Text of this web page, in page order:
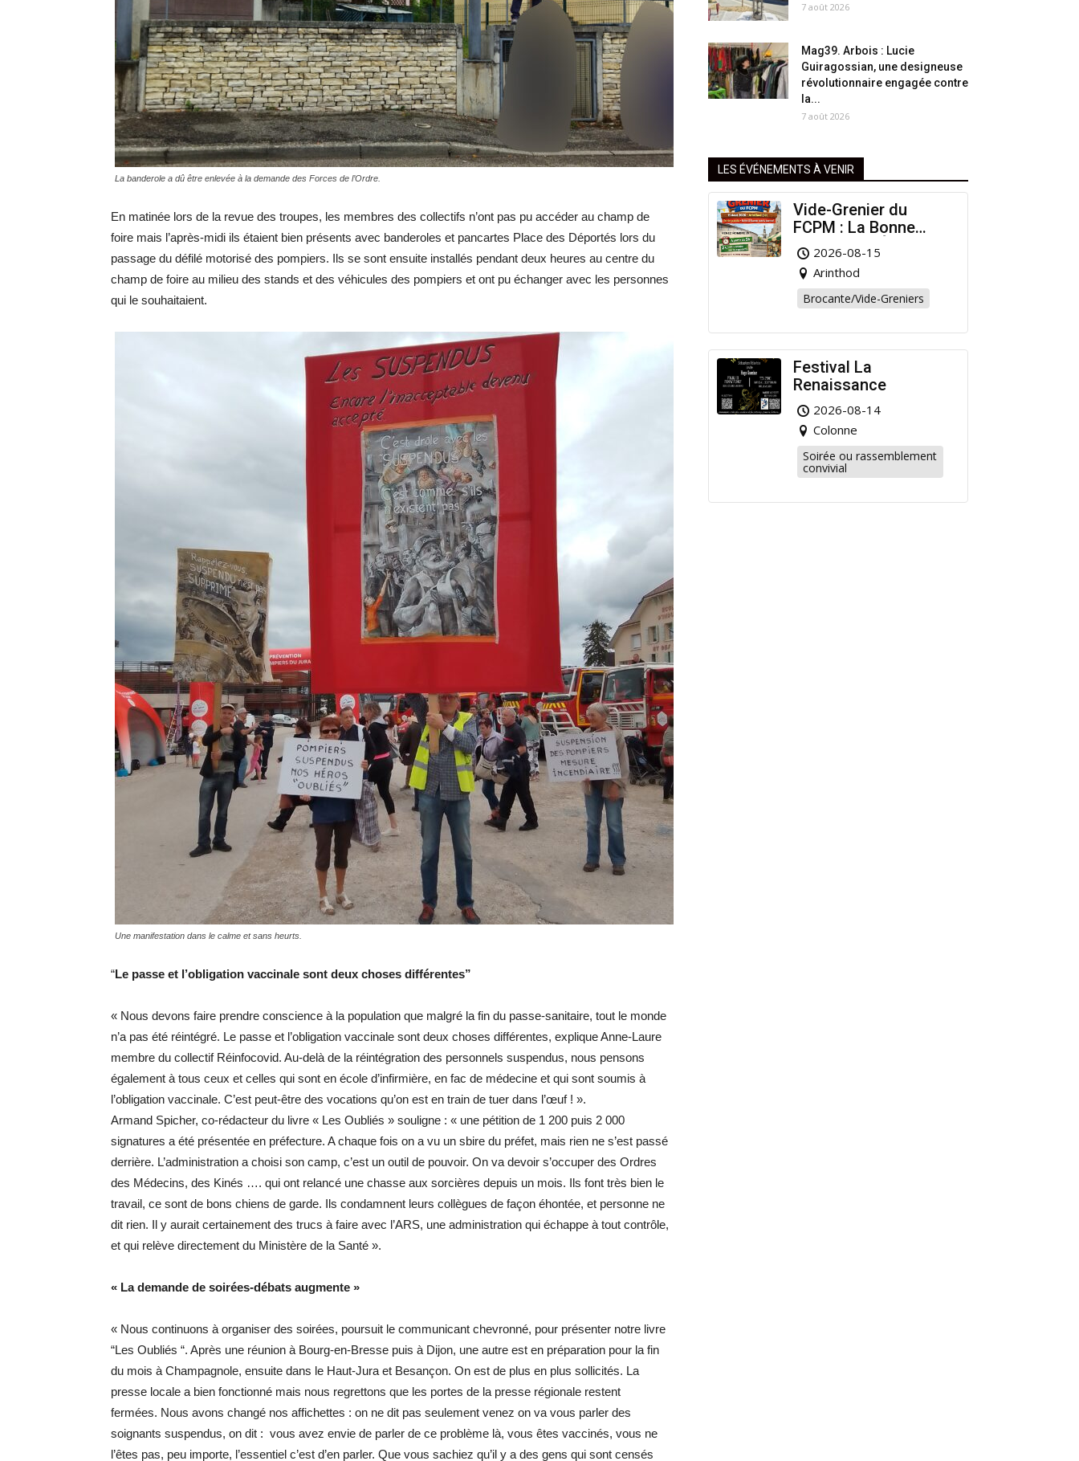
La banderole a dû être enlevée à la demande des Forces de l’Ordre.
En matinée lors de la revue des troupes, les membres des collectifs n’ont pas pu accéder au champ de
foire mais l’après-midi ils étaient bien présents avec banderoles et pancartes Place des Déportés lors du
passage du défilé motorisé des pompiers. Ils se sont ensuite installés pendant deux heures au centre du
champ de foire au milieu des stands et des véhicules des pompiers et ont pu échanger avec les personnes
qui le souhaitaient.
Une manifestation dans le calme et sans heurts.
“Le passe et l’obligation vaccinale sont deux choses différentes”
« Nous devons faire prendre conscience à la population que malgré la fin du passe-sanitaire, tout le monde
n’a pas été réintégré. Le passe et l’obligation vaccinale sont deux choses différentes, explique Anne-Laure
membre du collectif Réinfocovid. Au-delà de la réintégration des personnels suspendus, nous pensons
également à tous ceux et celles qui sont en école d’infirmière, en fac de médecine et qui sont soumis à
l’obligation vaccinale. C’est peut-être des vocations qu’on est en train de tuer dans l’œuf ! ».
Armand Spicher, co-rédacteur du livre « Les Oubliés » souligne : « une pétition de 1 200 puis 2 000
signatures a été présentée en préfecture. A chaque fois on a vu un sbire du préfet, mais rien ne s’est passé
derrière. L’administration a choisi son camp, c’est un outil de pouvoir. On va devoir s’occuper des Ordres
des Médecins, des Kinés …. qui ont relancé une chasse aux sorcières depuis un mois. Ils font très bien le
travail, ce sont de bons chiens de garde. Ils condamnent leurs collègues de façon éhontée, et personne ne
dit rien. Il y aurait certainement des trucs à faire avec l’ARS, une administration qui échappe à tout contrôle,
et qui relève directement du Ministère de la Santé ».
« La demande de soirées-débats augmente »
« Nous continuons à organiser des soirées, poursuit le communicant chevronné, pour présenter notre livre
“Les Oubliés “. Après une réunion à Bourg-en-Bresse puis à Dijon, une autre est en préparation pour la fin
du mois à Champagnole, ensuite dans le Haut-Jura et Besançon. On est de plus en plus sollicités. La
presse locale a bien fonctionné mais nous regrettons que les portes de la presse régionale restent
fermées. Nous avons changé nos affichettes : on ne dit pas seulement venez on va vous parler des
soignants suspendus, on dit : vous avez envie de parler de ce problème là, vous êtes vaccinés, vous ne
l’êtes pas, peu importe, l’essentiel c’est d’en parler. Que vous sachiez qu’il y a des gens qui sont censés
7 août 2026
Mag39. Arbois : Lucie
Guiragossian, une designeuse
révolutionnaire engagée contre
la...
7 août 2026
LES ÉVÉNEMENTS À VENIR
Vide-Grenier du
FCPM : La Bonne
Affaire de l’Été à
Arinthod !
2026-08-15
Arinthod
Brocante/Vide-Greniers
Festival La
Renaissance
2026-08-14
Colonne
Soirée ou rassemblement
convivial